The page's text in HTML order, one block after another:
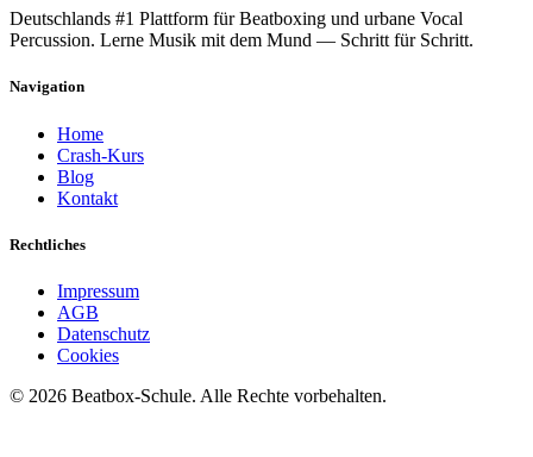
Deutschlands #1 Plattform für Beatboxing und urbane Vocal
Percussion. Lerne Musik mit dem Mund — Schritt für Schritt.
Navigation
Home
Crash-Kurs
Blog
Kontakt
Rechtliches
Impressum
AGB
Datenschutz
Cookies
© 2026 Beatbox-Schule. Alle Rechte vorbehalten.